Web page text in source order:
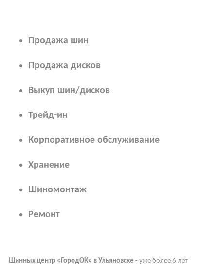
Продажа шин
Продажа дисков
Выкуп шин/дисков
Трейд-ин
Корпоративное обслуживание
Хранение
Шиномонтаж
Ремонт
Шинных центр «ГородОК» в Ульяновске - уже более 6 лет